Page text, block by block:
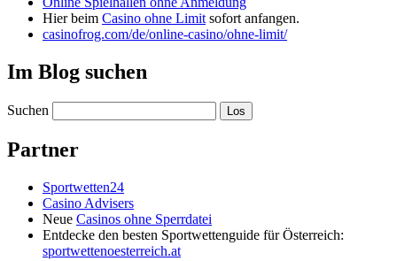
Hier beim Casino ohne Limitsofort anfangen.
casinofrog.com/de/online-casino/ohne-limit/
Im Blog suchen
Suchen
Partner
Sportwetten24
Casino Advisers
Neue Casinos ohne Sperrdatei
Entdecke den besten Sportwettenguide für Österreich:
sportwettenoesterreich.at